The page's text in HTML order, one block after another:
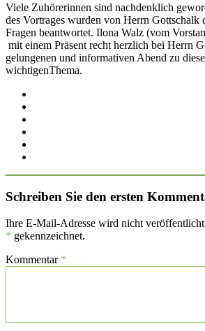
Viele Zuhörerinnen sind nachdenklich
des Vortrages wurden von Herrn Gottschalk
Fragen beantwortet. Ilona Walz (vom
mit einem Präsent recht herzlich bei Herrn
gelungenen und informativen Abend zu
wichtigenThema.
Schreiben Sie den ersten
Ihre E-Mail-Adresse wird nicht
* gekennzeichnet.
Kommentar *